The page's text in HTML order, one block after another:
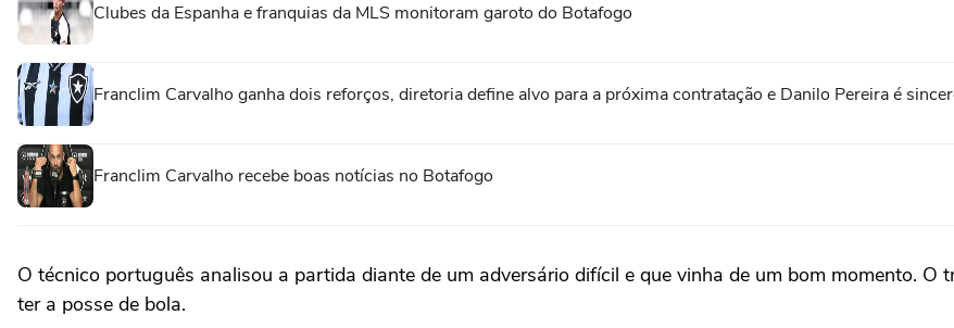
Clubes da Espanha e franquias da MLS monitoram garoto do Botafogo
Franclim Carvalho ganha dois reforços, diretoria define alvo para a próxima contratação e Danilo Pereira é
Franclim Carvalho recebe boas notícias no Botafogo
O técnico português analisou a partida diante de um adversário difícil e que vinha de um bom momento. O
ter a posse de bola.